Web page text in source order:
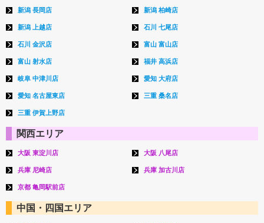
新潟 長岡店 新潟 柏崎店
新潟 上越店 石川 七尾店
石川 金沢店 富山 富山店
富山 射水店 福井 高浜店
岐阜 中津川店 愛知 大府店
愛知 名古屋東店 三重 桑名店
三重 伊賀上野店
関西エリア
大阪 東淀川店 大阪 八尾店
兵庫 尼崎店 兵庫 加古川店
京都 亀岡駅前店
中国・四国エリア